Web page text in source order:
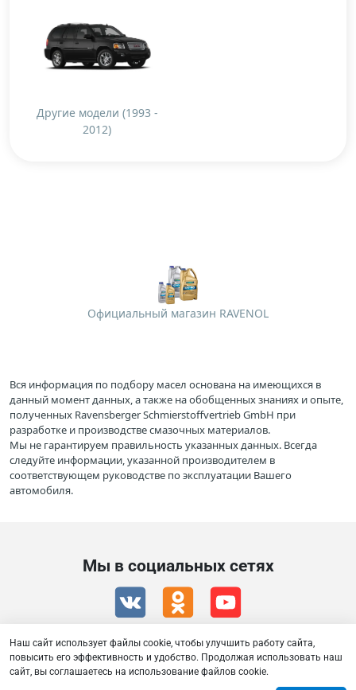
Другие модели (1993 -
2012)
Официальный магазин RAVENOL
Вся информация по подбору масел основана на имеющихся в
данный момент данных, а также на обобщенных знаниях и опыте,
полученных Ravensberger Schmierstoffvertrieb GmbH при
разработке и производстве смазочных материалов.
Мы не гарантируем правильность указанных данных. Всегда
следуйте информации, указанной производителем в
соответствующем руководстве по эксплуатации Вашего
автомобиля.
Мы в социальных сетях
Наш сайт использует файлы cookie, чтобы улучшить работу сайта,
повысить его эффективность и удобство. Продолжая использовать наш
сайт, вы соглашаетесь на использование файлов cookie.